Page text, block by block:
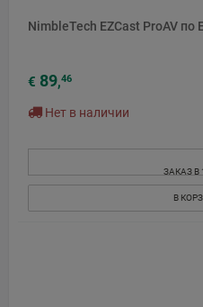
NimbleTech EZCast ProAV
€ 89,46
Нет в наличии
ЗАКАЗ В
В